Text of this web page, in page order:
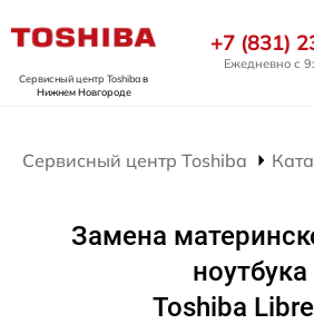
Сервисный центр Toshibaв
Нижнем Новгороде
+7 (831)
Ежедневно с
Сервисный центр Toshiba
Замена
ноутбука
Toshiba